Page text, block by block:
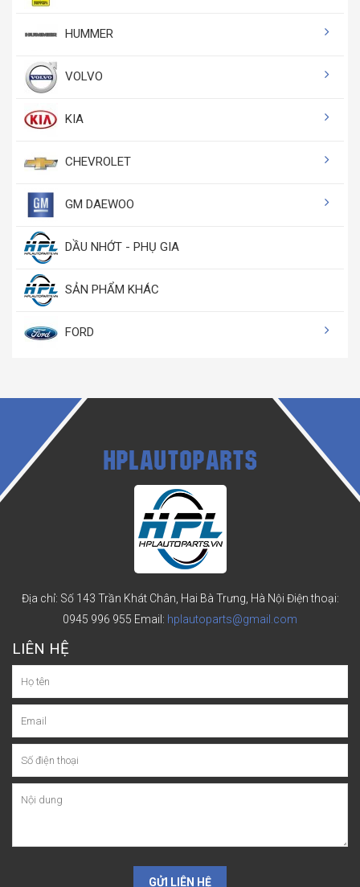
HUMMER
VOLVO
KIA
CHEVROLET
GM DAEWOO
DẦU NHỚT - PHỤ GIA
SẢN PHẨM KHÁC
FORD
HPLAUTOPARTS
Địa chỉ: Số 143 Trần Khát Chân, Hai Bà Trưng, Hà Nội Điện thoại:
0945 996 955 Email: hplautoparts@gmail.com
LIÊN HỆ
GỬI LIÊN HỆ